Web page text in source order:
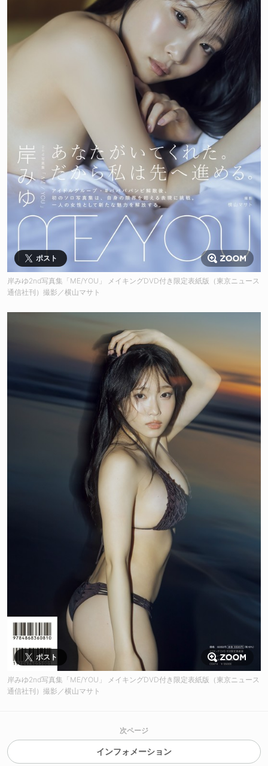
ポスト
岸みゆ2nd写真集「ME/YOU」 メイキングDVD付き限定表紙版（東京ニュース
通信社刊）撮影／横山マサト
ポスト
岸みゆ2nd写真集「ME/YOU」 メイキングDVD付き限定表紙版（東京ニュース
通信社刊）撮影／横山マサト
次ページ
インフォメーション